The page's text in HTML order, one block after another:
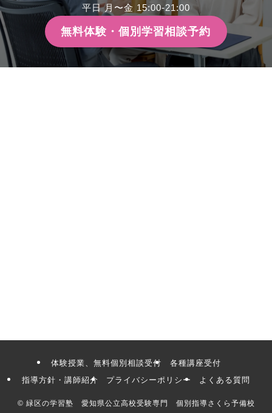
平日 月〜金 15:00-21:00
無料体験・個別学習相談予約
体験授業、無料個別相談受付
各種講座受付
指導方針・講師紹介
プライバシーポリシー よくある質問
© 緑区の学習塾 愛知県公立高校受験専門 個別指導さくら予備校